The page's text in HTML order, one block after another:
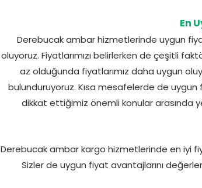
En
Derebucak ambar hizmetlerinde uygun
oluyoruz. Fiyatlarımızı belirlerken de çeşitli
az olduğunda fiyatlarımız daha uygun
bulunduruyoruz. Kısa mesafelerde de uygun
dikkat ettiğimiz önemli konular arasında
Derebucak ambar kargo hizmetlerinde en iyi
Sizler de uygun fiyat avantajlarını